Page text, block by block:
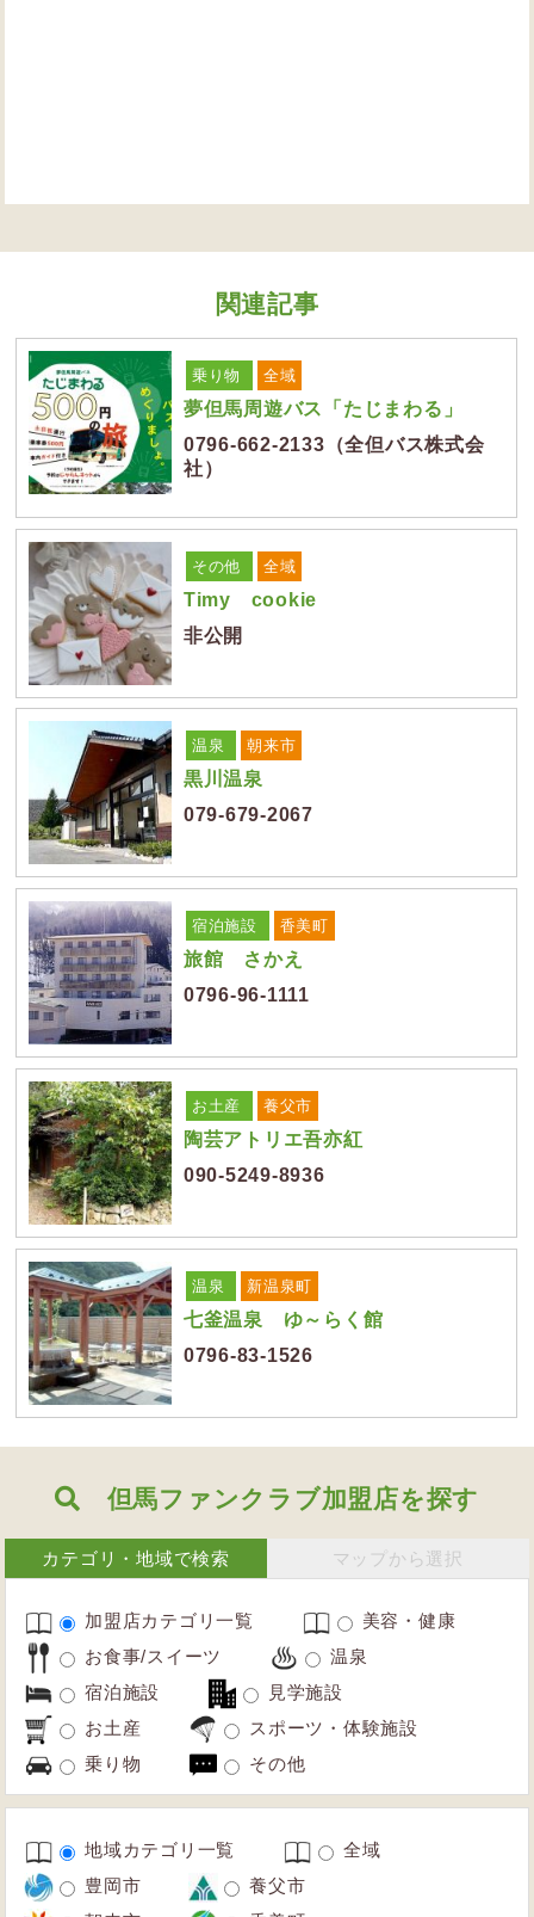
関連記事
乗り物 全域
夢但馬周遊バス「たじまわる」
0796-662-2133（全但バス株式会
社）
その他 全域
Timy cookie
非公開
温泉 朝来市
黒川温泉
079-679-2067
宿泊施設 香美町
旅館 さかえ
0796-96-1111
お土産 養父市
陶芸アトリエ吾亦紅
090-5249-8936
温泉 新温泉町
七釜温泉 ゆ～らく館
0796-83-1526
但馬ファンクラブ加盟店を探す
カテゴリ・地域で検索 マップから選択
加盟店カテゴリ一覧
美容・健康
お食事/スイーツ
温泉
宿泊施設
見学施設
お土産
スポーツ・体験施設
乗り物
その他
地域カテゴリ一覧
全域
豊岡市
養父市